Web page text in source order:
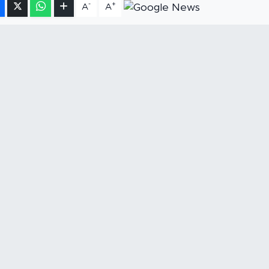
A- A+